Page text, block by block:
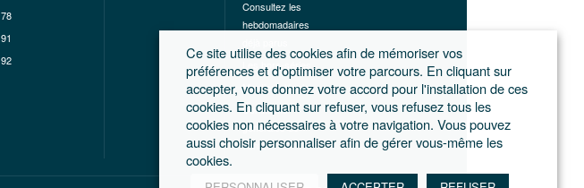
78
91
92
Consultez les
hebdomadaires
Les hors-séries
Mentions légales
Conditions
générales de
ventes
Ce site utilise des cookies afin de mémoriser vos
préférences et d'optimiser votre parcours. En cliquant sur
accepter, vous donnez votre accord pour l'installation de ces
cookies. En cliquant sur refuser, vous refusez tous les
cookies non nécessaires à votre navigation. Vous pouvez
aussi choisir personnaliser afin de gérer vous-même les
cookies.